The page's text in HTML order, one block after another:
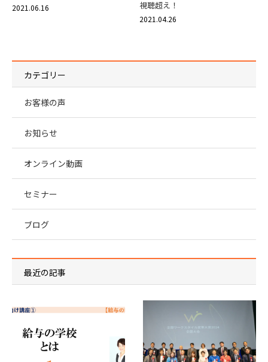
2021.06.16
視聴超え！
2021.04.26
カテゴリー
お客様の声
お知らせ
オンライン動画
セミナー
ブログ
最近の記事